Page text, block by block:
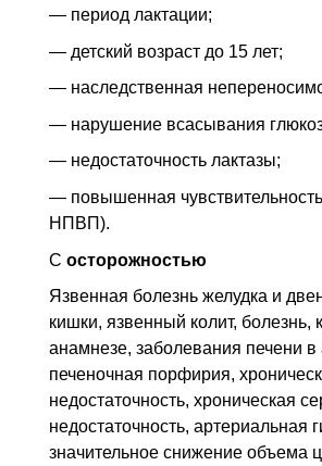
— период лактации;
— детский возраст до 15 лет;
— наследственная
— нарушение всасывания
— недостаточность лактазы;
— повышенная чувствительность
НПВП).
С осторожностью
Язвенная болезнь желудка и
кишки, язвенный колит, болезнь,
анамнезе, заболевания печени в
печеночная порфирия,
недостаточность, хроническая
недостаточность, артериальная
значительное снижение объема